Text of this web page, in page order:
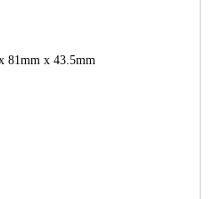
81mm x 43.5mm